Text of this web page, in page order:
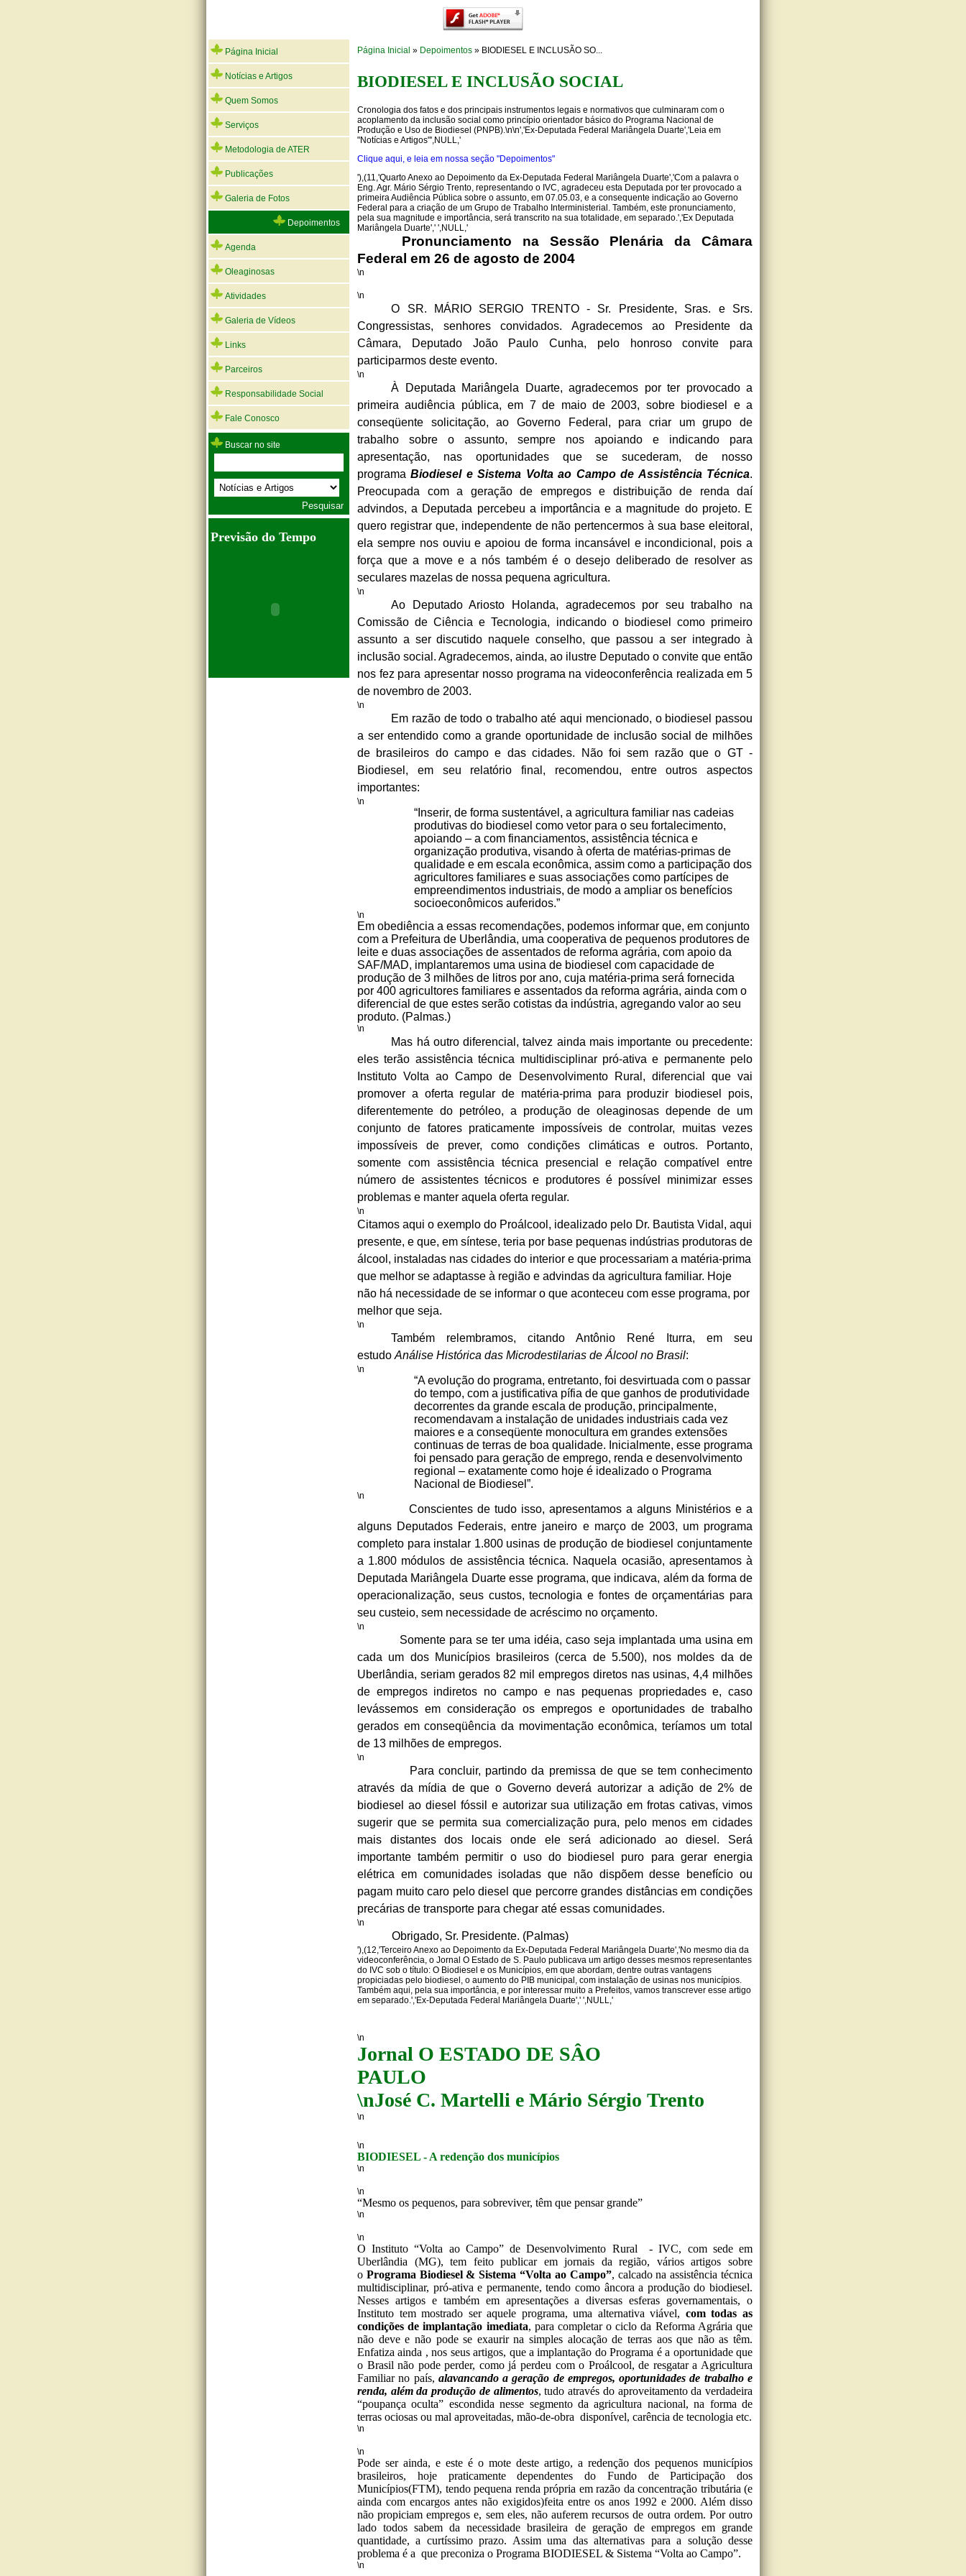
Página Inicial
Notícias e Artigos
Quem Somos
Serviços
Metodologia de ATER
Publicações
Galeria de Fotos
Depoimentos
Agenda
Oleaginosas
Atividades
Galeria de Vídeos
Links
Parceiros
Responsabilidade Social
Fale Conosco
Buscar no site
Previsão do Tempo
Página Inicial » Depoimentos » BIODIESEL E INCLUSÃO SO...
BIODIESEL E INCLUSÃO SOCIAL
Cronologia dos fatos e dos principais instrumentos legais e normativos que culminaram com o
acoplamento da inclusão social como princípio orientador básico do Programa Nacional de
Produção e Uso de Biodiesel (PNPB).\n\n','Ex-Deputada Federal Mariângela Duarte','Leia em
"Notícias e Artigos"',NULL,'
Clique aqui, e leia em nossa seção "Depoimentos"
'),(11,'Quarto Anexo ao Depoimento da Ex-Deputada Federal Mariângela Duarte','Com a palavra o
Eng. Agr. Mário Sérgio Trento, representando o IVC, agradeceu esta Deputada por ter provocado a
primeira Audiência Pública sobre o assunto, em 07.05.03, e a consequente indicação ao Governo
Federal para a criação de um Grupo de Trabalho Interministerial. Também, este pronunciamento,
pela sua magnitude e importância, será transcrito na sua totalidade, em separado.','Ex Deputada
Mariângela Duarte',' ',NULL,'
Pronunciamento na Sessão Plenária da Câmara
Federal em 26 de agosto de 2004
\n
\n
O SR. MÁRIO SERGIO TRENTO - Sr. Presidente, Sras. e Srs.
Congressistas, senhores convidados. Agradecemos ao Presidente da
Câmara, Deputado João Paulo Cunha, pelo honroso convite para
participarmos deste evento.
\n
À Deputada Mariângela Duarte, agradecemos por ter provocado a
primeira audiência pública, em 7 de maio de 2003, sobre biodiesel e a
conseqüente solicitação, ao Governo Federal, para criar um grupo de
trabalho sobre o assunto, sempre nos apoiando e indicando para
apresentação, nas oportunidades que se sucederam, de nosso
programaBiodiesel e Sistema Volta ao Campo de Assistência Técnica.
Preocupada com a geração de empregos e distribuição de renda daí
advindos, a Deputada percebeu a importância e a magnitude do projeto. E
quero registrar que, independente de não pertencermos à sua base eleitoral,
ela sempre nos ouviu e apoiou de forma incansável e incondicional, pois a
força que a move e a nós também é o desejo deliberado de resolver as
seculares mazelas de nossa pequena agricultura.
\n
Ao Deputado Ariosto Holanda, agradecemos por seu trabalho na
Comissão de Ciência e Tecnologia, indicando o biodiesel como primeiro
assunto a ser discutido naquele conselho, que passou a ser integrado à
inclusão social. Agradecemos, ainda, ao ilustre Deputado o convite que então
nos fez para apresentar nosso programa na videoconferência realizada em 5
de novembro de 2003.
\n
Em razão de todo o trabalho até aqui mencionado, o biodiesel passou
a ser entendido como a grande oportunidade de inclusão social de milhões
de brasileiros do campo e das cidades. Não foi sem razão que o GT -
Biodiesel, em seu relatório final, recomendou, entre outros aspectos
importantes:
\n
“Inserir, de forma sustentável, a agricultura familiar nas cadeias
produtivas do biodiesel como vetor para o seu fortalecimento,
apoiando – a com financiamentos, assistência técnica e
organização produtiva, visando à oferta de matérias-primas de
qualidade e em escala econômica, assim como a participação dos
agricultores familiares e suas associações como partícipes de
empreendimentos industriais, de modo a ampliar os benefícios
socioeconômicos auferidos.”
\n
Em obediência a essas recomendações, podemos informar que, em conjunto
com a Prefeitura de Uberlândia, uma cooperativa de pequenos produtores de
leite e duas associações de assentados de reforma agrária, com apoio da
SAF/MAD, implantaremos uma usina de biodiesel com capacidade de
produção de 3 milhões de litros por ano, cuja matéria-prima será fornecida
por 400 agricultores familiares e assentados da reforma agrária, ainda com o
diferencial de que estes serão cotistas da indústria, agregando valor ao seu
produto. (Palmas.)
\n
Mas há outro diferencial, talvez ainda mais importante ou precedente:
eles terão assistência técnica multidisciplinar pró-ativa e permanente pelo
Instituto Volta ao Campo de Desenvolvimento Rural, diferencial que vai
promover a oferta regular de matéria-prima para produzir biodiesel pois,
diferentemente do petróleo, a produção de oleaginosas depende de um
conjunto de fatores praticamente impossíveis de controlar, muitas vezes
impossíveis de prever, como condições climáticas e outros. Portanto,
somente com assistência técnica presencial e relação compatível entre
número de assistentes técnicos e produtores é possível minimizar esses
problemas e manter aquela oferta regular.
\n
Citamos aqui o exemplo do Proálcool, idealizado pelo Dr. Bautista Vidal, aqui
presente, e que, em síntese, teria por base pequenas indústrias produtoras de
álcool, instaladas nas cidades do interior e que processariam a matéria-prima
que melhor se adaptasse à região e advindas da agricultura familiar. Hoje
não há necessidade de se informar o que aconteceu com esse programa, por
melhor que seja.
\n
Também relembramos, citando Antônio René Iturra, em seu
estudo Análise Histórica das Microdestilarias de Álcool no Brasil:
\n
“A evolução do programa, entretanto, foi desvirtuada com o passar
do tempo, com a justificativa pífia de que ganhos de produtividade
decorrentes da grande escala de produção, principalmente,
recomendavam a instalação de unidades industriais cada vez
maiores e a conseqüente monocultura em grandes extensões
continuas de terras de boa qualidade. Inicialmente, esse programa
foi pensado para geração de emprego, renda e desenvolvimento
regional – exatamente como hoje é idealizado o Programa
Nacional de Biodiesel”.
\n
Conscientes de tudo isso, apresentamos a alguns Ministérios e a
alguns Deputados Federais, entre janeiro e março de 2003, um programa
completo para instalar 1.800 usinas de produção de biodiesel conjuntamente
a 1.800 módulos de assistência técnica. Naquela ocasião, apresentamos à
Deputada Mariângela Duarte esse programa, que indicava, além da forma de
operacionalização, seus custos, tecnologia e fontes de orçamentárias para
seu custeio, sem necessidade de acréscimo no orçamento.
\n
Somente para se ter uma idéia, caso seja implantada uma usina em
cada um dos Municípios brasileiros (cerca de 5.500), nos moldes da de
Uberlândia, seriam gerados 82 mil empregos diretos nas usinas, 4,4 milhões
de empregos indiretos no campo e nas pequenas propriedades e, caso
levássemos em consideração os empregos e oportunidades de trabalho
gerados em conseqüência da movimentação econômica, teríamos um total
de 13 milhões de empregos.
\n
Para concluir, partindo da premissa de que se tem conhecimento
através da mídia de que o Governo deverá autorizar a adição de 2% de
biodiesel ao diesel fóssil e autorizar sua utilização em frotas cativas, vimos
sugerir que se permita sua comercialização pura, pelo menos em cidades
mais distantes dos locais onde ele será adicionado ao diesel. Será
importante também permitir o uso do biodiesel puro para gerar energia
elétrica em comunidades isoladas que não dispõem desse benefício ou
pagam muito caro pelo diesel que percorre grandes distâncias em condições
precárias de transporte para chegar até essas comunidades.
\n
Obrigado, Sr. Presidente. (Palmas)
'),(12,'Terceiro Anexo ao Depoimento da Ex-Deputada Federal Mariângela Duarte','No mesmo dia da
videoconferência, o Jornal O Estado de S. Paulo publicava um artigo desses mesmos representantes
do IVC sob o título: O Biodiesel e os Municípios, em que abordam, dentre outras vantagens
propiciadas pelo biodiesel, o aumento do PIB municipal, com instalação de usinas nos municípios.
Também aqui, pela sua importância, e por interessar muito a Prefeitos, vamos transcrever esse artigo
em separado.','Ex-Deputada Federal Mariângela Duarte',' ',NULL,'
\n
Jornal O ESTADO DE SÂO
PAULO
\nJosé C. Martelli e Mário Sérgio Trento
\n
\n
BIODIESEL - A redenção dos municípios
\n
\n
“Mesmo os pequenos, para sobreviver, têm que pensar grande”
\n
\n
O Instituto “Volta ao Campo” de Desenvolvimento Rural - IVC, com sede em
Uberlândia (MG), tem feito publicar em jornais da região, vários artigos sobre
o Programa Biodiesel & Sistema “Volta ao Campo”, calcado na assistência técnica
multidisciplinar, pró-ativa e permanente, tendo como âncora a produção do biodiesel.
Nesses artigos e também em apresentações a diversas esferas governamentais, o
Instituto tem mostrado ser aquele programa, uma alternativa viável, com todas as
condições de implantação imediata, para completar o ciclo da Reforma Agrária que
não deve e não pode se exaurir na simples alocação de terras aos que não as têm.
Enfatiza ainda , nos seus artigos, que a implantação do Programa é a oportunidade que
o Brasil não pode perder, como já perdeu com o Proálcool, de resgatar a Agricultura
Familiar no país, alavancando a geração de empregos, oportunidades de trabalho e
renda, além da produção de alimentos, tudo através do aproveitamento da verdadeira
“poupança oculta” escondida nesse segmento da agricultura nacional, na forma de
terras ociosas ou mal aproveitadas, mão-de-obra disponível, carência de tecnologia etc.
\n
\n
Pode ser ainda, e este é o mote deste artigo, a redenção dos pequenos municípios
brasileiros, hoje praticamente dependentes do Fundo de Participação dos
Municípios(FTM), tendo pequena renda própria em razão da concentração tributária (e
ainda com encargos antes não exigidos)feita entre os anos 1992 e 2000. Além disso
não propiciam empregos e, sem eles, não auferem recursos de outra ordem. Por outro
lado todos sabem da necessidade brasileira de geração de empregos em grande
quantidade, a curtíssimo prazo. Assim uma das alternativas para a solução desse
problema é a que preconiza o Programa BIODIESEL & Sistema “Volta ao Campo”.
\n